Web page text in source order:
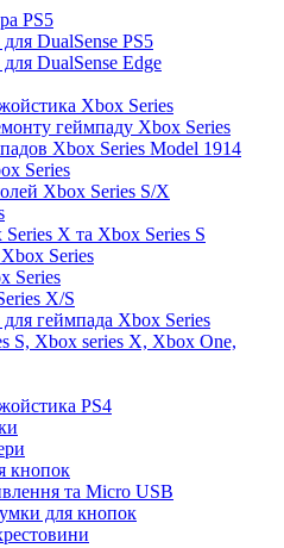
PS5
DualSense PS5
DualSense Edge
Xbox Series
геймпаду Xbox Series
Xbox Series Model 1914
Series
Xbox Series S/X
X та Xbox Series S
Series
Series
X/S
геймпада Xbox Series
S, Xbox series X, Xbox One,
PS4
кнопок
та Micro USB
для кнопок